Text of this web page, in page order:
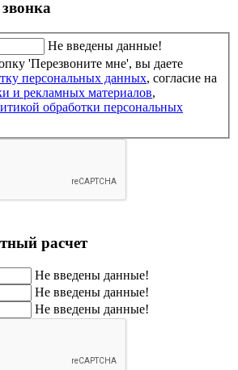
Не введены данные!
'Перезвоните мне', вы даете
персональных данных, согласие на
и рекламных материалов,
обработки персональных
расчет
Не введены данные!
Не введены данные!
Не введены данные!